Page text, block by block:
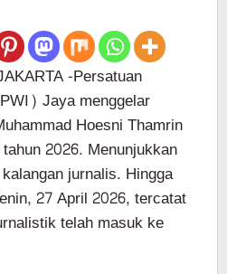
-Persatuan
Jaya menggelar
Hoesni Thamrin
2026. Menunjukkan
jurnalis. Hingga
27 April 2026, tercatat
telah masuk ke